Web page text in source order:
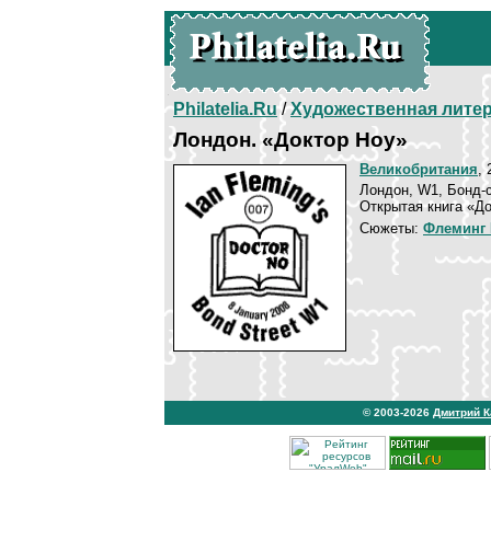
Philatelia.Ru/Художественная
Лондон. «Доктор Ноу»
Великобритания,
Лондон, W1, Бонд-
Открытая книга
Сюжеты: Флеминг
© 2003-2026 Дмитрий